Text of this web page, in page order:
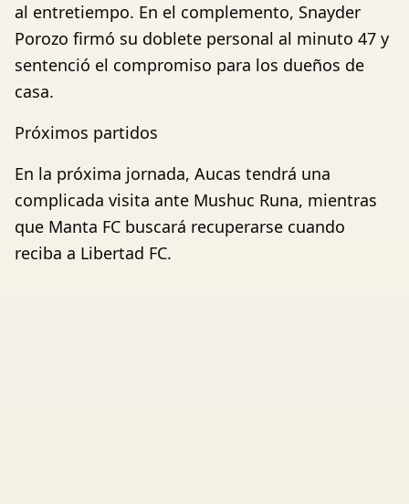
al entretiempo. En el complemento, Snayder
Porozo firmó su doblete personal al minuto 47 y
sentenció el compromiso para los dueños de
casa.
Próximos partidos
En la próxima jornada, Aucas tendrá una
complicada visita ante Mushuc Runa, mientras
que Manta FC buscará recuperarse cuando
reciba a Libertad FC.